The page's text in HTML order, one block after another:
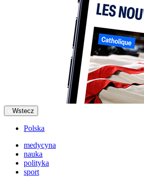
Wstecz
Polska
medycyna
nauka
polityka
sport